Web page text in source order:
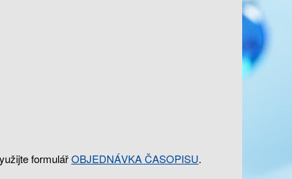
formulářOBJEDNÁVKA ČASOPISU.